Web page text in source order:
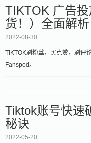
TIKTOK 广告
货！）全面解析
2022-08-30
TIKTOK刷粉丝，买点赞，刷评
Fanspod。
Tiktok账号快速
秘诀
2022-05-20